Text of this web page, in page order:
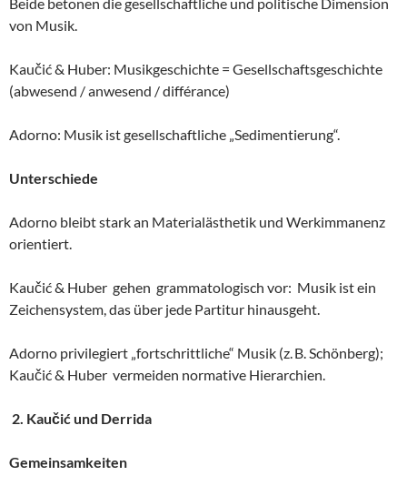
von Musik.
Kaučić & Huber: Musikgeschichte = Gesellschaftsgeschichte
(abwesend / anwesend / différance)
Adorno: Musik ist gesellschaftliche „Sedimentierung“.
Unterschiede
Adorno bleibt stark an Materialästhetik und Werkimmanenz
orientiert.
Kaučić & Huber gehen grammatologisch vor: Musik ist ein
Zeichensystem, das über jede Partitur hinausgeht.
Adorno privilegiert „fortschrittliche“ Musik (z. B. Schönberg);
Kaučić & Huber vermeiden normative Hierarchien.
2. Kaučić und Derrida
Gemeinsamkeiten